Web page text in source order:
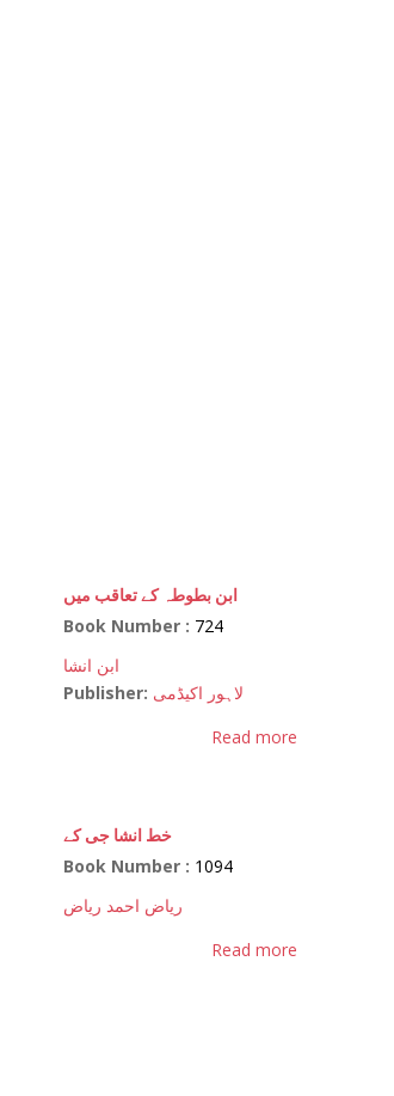
ابن بطوطہ کے تعاقب میں
Book Number : 724
ابن انشا
Publisher: لاہور اکیڈمی
Read more
خط انشا جی کے
Book Number : 1094
ریاض احمد ریاض
Read more